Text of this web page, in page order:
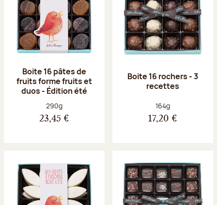
Boite 16 pâtes de
fruits forme fruits et
duos - Édition été
Poids net :
290g
23,45 €
Boite 16 rochers - 3
recettes
Poids net :
164g
17,20 €